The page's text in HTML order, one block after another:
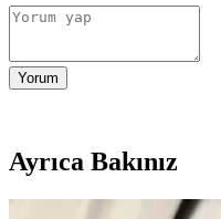
Yorum
Ayrıca Bakınız